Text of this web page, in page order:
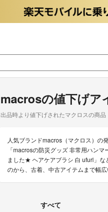
macrosの値下げア
出品時より値下げされたマクロスの商品
人気ブランドmacros（マクロス）の
「macrosの防災グッズ 非常用ハン
ました★ ヘアケアブラシ 白 ufurl」な
のから、古着、中古アイテムまで幅広
すべて